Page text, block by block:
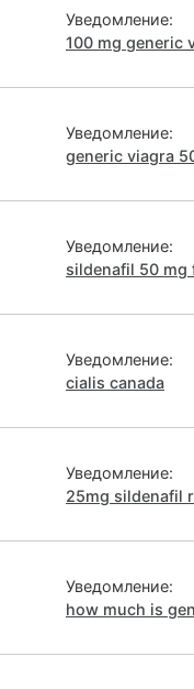
Уведомление:
100 mg generic
Уведомление:
generic viagra
Уведомление:
sildenafil 50 mg
Уведомление:
cialis canada
Уведомление:
25mg sildenafil
Уведомление:
how much is